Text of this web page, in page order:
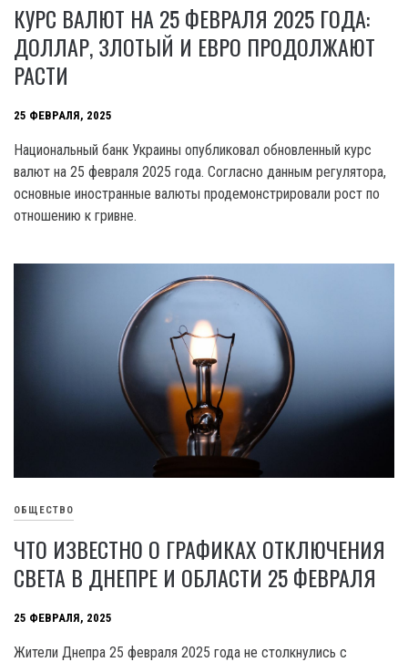
КУРС ВАЛЮТ НА 25 ФЕВРАЛЯ 2025 ГОДА:
ДОЛЛАР, ЗЛОТЫЙ И ЕВРО ПРОДОЛЖАЮТ
РАСТИ
25 ФЕВРАЛЯ, 2025
Национальный банк Украины опубликовал обновленный курс
валют на 25 февраля 2025 года. Согласно данным регулятора,
основные иностранные валюты продемонстрировали рост по
отношению к гривне.
ОБЩЕСТВО
ЧТО ИЗВЕСТНО О ГРАФИКАХ ОТКЛЮЧЕНИЯ
СВЕТА В ДНЕПРЕ И ОБЛАСТИ 25 ФЕВРАЛЯ
25 ФЕВРАЛЯ, 2025
Жители Днепра 25 февраля 2025 года не столкнулись с